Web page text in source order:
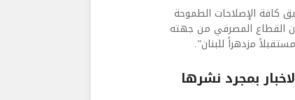
كافة الإصلاحات الطموحة
القطاع المصرفي من جهته
مزدهراً للبنان”.
بمجرد نشرها